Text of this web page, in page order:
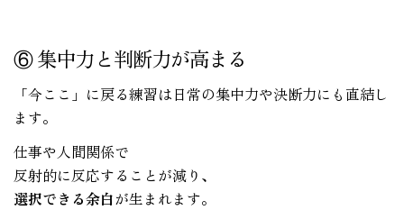
⑥ 集中力と判断力が高まる
「今ここ」に戻る練習は日常の集中力や決断力にも直結し
ます。
仕事や人間関係で
反射的に反応することが減り、
選択できる余白が生まれます。